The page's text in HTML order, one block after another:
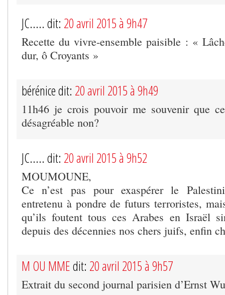
JC..... dit: 20 avril 2015 à 9h47
Recette du vivre-ensemble paisible : «
dur, ô Croyants »
bérénice dit: 20 avril 2015 à 9h49
11h46 je crois pouvoir me souvenir que
désagréable non?
JC..... dit: 20 avril 2015 à 9h52
MOUMOUNE,
Ce n’est pas pour exaspérer le
entretenu à pondre de futurs terroristes,
qu’ils foutent tous ces Arabes en Israël
depuis des décennies nos chers juifs, enfin
M OU MMEdit: 20 avril 2015 à 9h57
Extrait du second journal parisien d’Ernst